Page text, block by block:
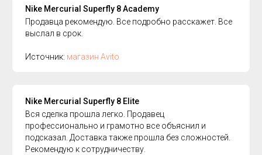
Nike Mercurial Superfly 8 Academy
Продавца рекомендую. Все подробно расскажет. Все
выслал в срок.
Источник: магазин Avito
Nike Mercurial Superfly 8 Elite
Вся сделка прошла легко. Продавец
профессионально и грамотно все объяснил и
подсказал. Доставка также прошла без сложностей.
Рекомендую к сотрудничеству.